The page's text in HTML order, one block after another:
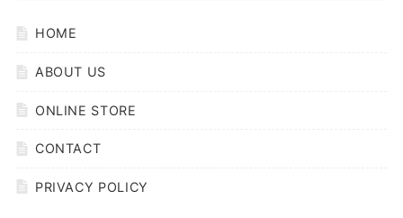
HOME
ABOUT US
ONLINE STORE
CONTACT
PRIVACY POLICY